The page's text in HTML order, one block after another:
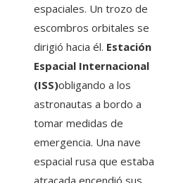
espaciales. Un trozo de
escombros orbitales se
dirigió hacia él. Estación
Espacial Internacional
(ISS)obligando a los
astronautas a bordo a
tomar medidas de
emergencia. Una nave
espacial rusa que estaba